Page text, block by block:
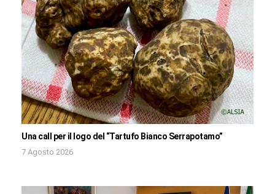
Una call per il logo del “Tartufo Bianco Serrapotamo”
7 Agosto 2026